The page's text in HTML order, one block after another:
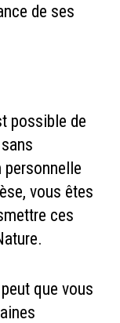
de ses
possible de
vous êtes
ces
que vous